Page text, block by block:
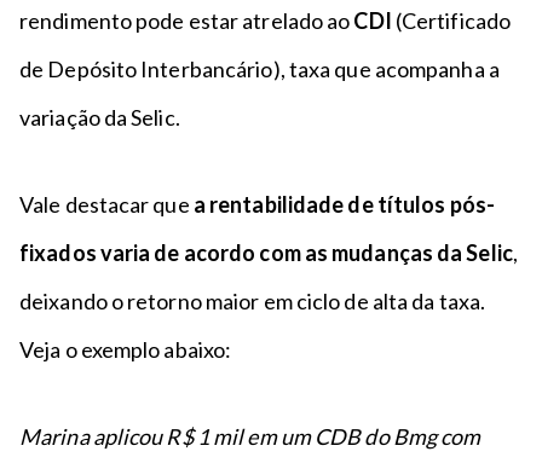
rendimento pode estar atrelado aoCDI (Certificado
de Depósito Interbancário), taxa que acompanha a
variação da Selic.
Vale destacar que a rentabilidade de títulos pós-
fixados varia de acordo com as mudanças da Selic,
deixando o retorno maior em ciclo de alta da taxa.
Veja o exemplo abaixo:
Marina aplicou R$ 1 mil em um CDB do Bmg com